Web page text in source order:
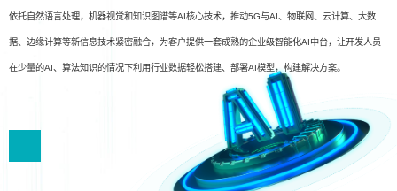
依托自然语言处理，机器视觉和知识图谱等AI核心技术，推动5G与AI、物联网、云计算、大数
据、边缘计算等新信息技术紧密融合，为客户提供一套成熟的企业级智能化AI中台，让开发人员
在少量的AI、算法知识的情况下利用行业数据轻松搭建、部署AI模型，构建解决方案。